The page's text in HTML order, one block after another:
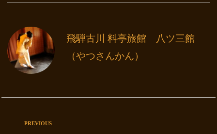
飛騨古川 料亭旅館 八ツ三館
（やつさんかん）
PREVIOUS